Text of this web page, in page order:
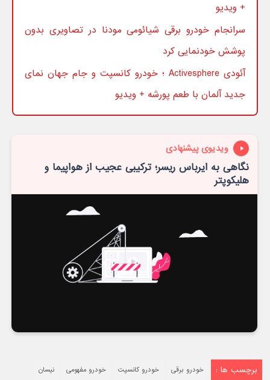
+ ویدیو
سرانجام خودرو برقی شیائومی مودنا در تصاویری بدون
پوشش خودنمایی کرد
آئودی Activesphere ؛ خودرو کانسپت و جام جهان نمای
جدید آلمان با طعم پورشه + ویدیو
ویدیوی پیشنهادی
نگاهی به ایرباس ریسر؛ ترکیبی عجیب از هواپیما و
هلیکوپتر
برچسب ها : خودرو برقی خودرو کانسپت خودرو مفهومی نیسان